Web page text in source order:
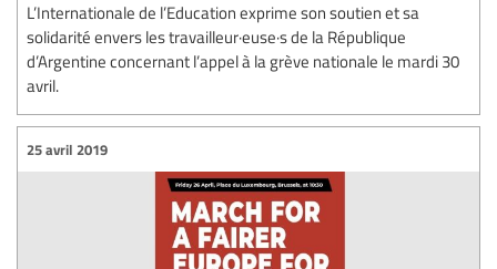
L’Internationale de l’Education exprime son soutien et sa
solidarité envers les travailleur·euse·s de la République
d’Argentine concernant l’appel à la grève nationale le mardi 30
avril.
25 avril 2019